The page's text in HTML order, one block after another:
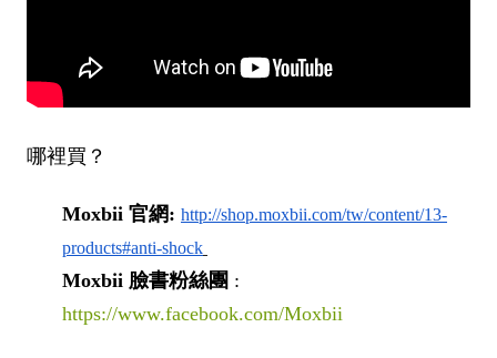
哪裡買？
Moxbii 官網: http://shop.moxbii.com/tw/content/13-
products#anti-shock
Moxbii 臉書粉絲團 :
https://www.facebook.com/Moxbii